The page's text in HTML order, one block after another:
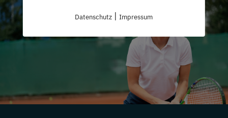
Datenschutz |Impressum